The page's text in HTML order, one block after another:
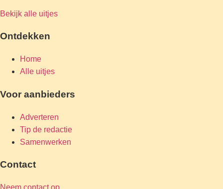
Bekijk alle uitjes
Ontdekken
Home
Alle uitjes
Voor aanbieders
Adverteren
Tip de redactie
Samenwerken
Contact
Neem contact op